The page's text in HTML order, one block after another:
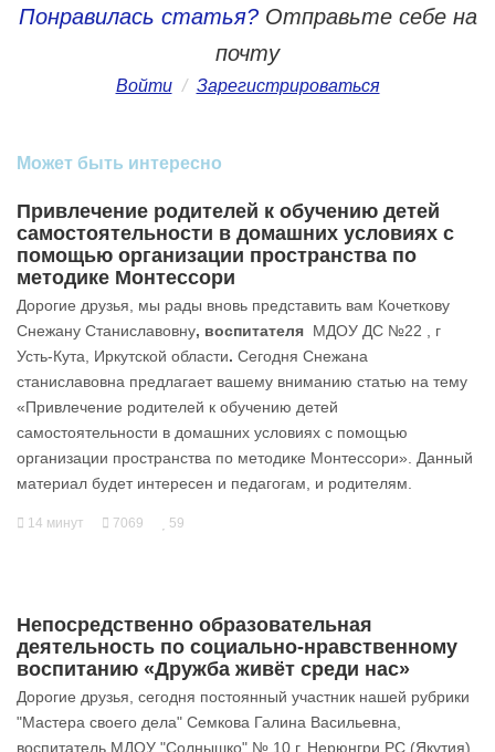
Понравилась статья?Отправьте себе на
почту
Войти / Зарегистрироваться
Может быть интересно
Привлечение родителей к обучению детей
самостоятельности в домашних условиях с
помощью организации пространства по
методике Монтессори
Дорогие друзья, мы рады вновь представить вам Кочеткову
Снежану Станиславовну, воспитателя МДОУ ДС №22 , г
Усть-Кута, Иркутской области. Сегодня Снежана
станиславовна предлагает вашему вниманию статью на тему
«Привлечение родителей к обучению детей
самостоятельности в домашних условиях с помощью
организации пространства по методике Монтессори». Данный
материал будет интересен и педагогам, и родителям.
14 минут 7069 59
Непосредственно образовательная
деятельность по социально-нравственному
воспитанию «Дружба живёт среди нас»
Дорогие друзья, сегодня постоянный участник нашей рубрики
"Мастера своего дела" Семкова Галина Васильевна,
воспитатель МДОУ "Солнышко" № 10 г. Нерюнгри РС (Якутия),